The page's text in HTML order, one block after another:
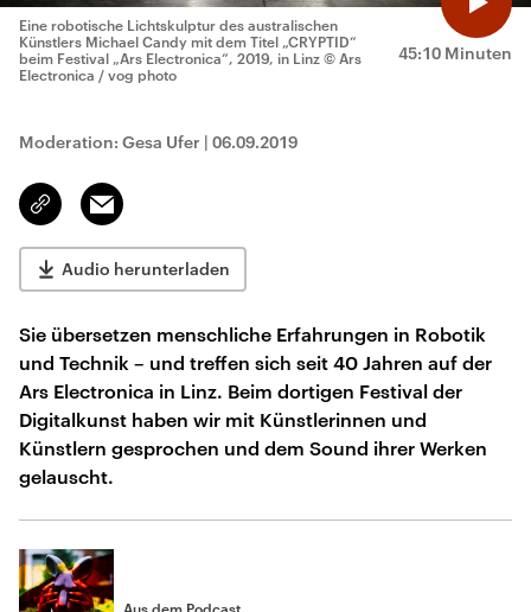
45:10 Minuten
Eine robotische Lichtskulptur des australischen
Künstlers Michael Candy mit dem Titel „CRYPTID“
beim Festival „Ars Electronica“, 2019, in Linz © Ars
Electronica / vog photo
Moderation: Gesa Ufer | 06.09.2019
Link
kopieren/teilen
Email
Audio herunterladen
Sie übersetzen menschliche Erfahrungen in Robotik
und Technik – und treffen sich seit 40 Jahren auf der
Ars Electronica in Linz. Beim dortigen Festival der
Digitalkunst haben wir mit Künstlerinnen und
Künstlern gesprochen und dem Sound ihrer Werken
gelauscht.
Aus dem Podcast